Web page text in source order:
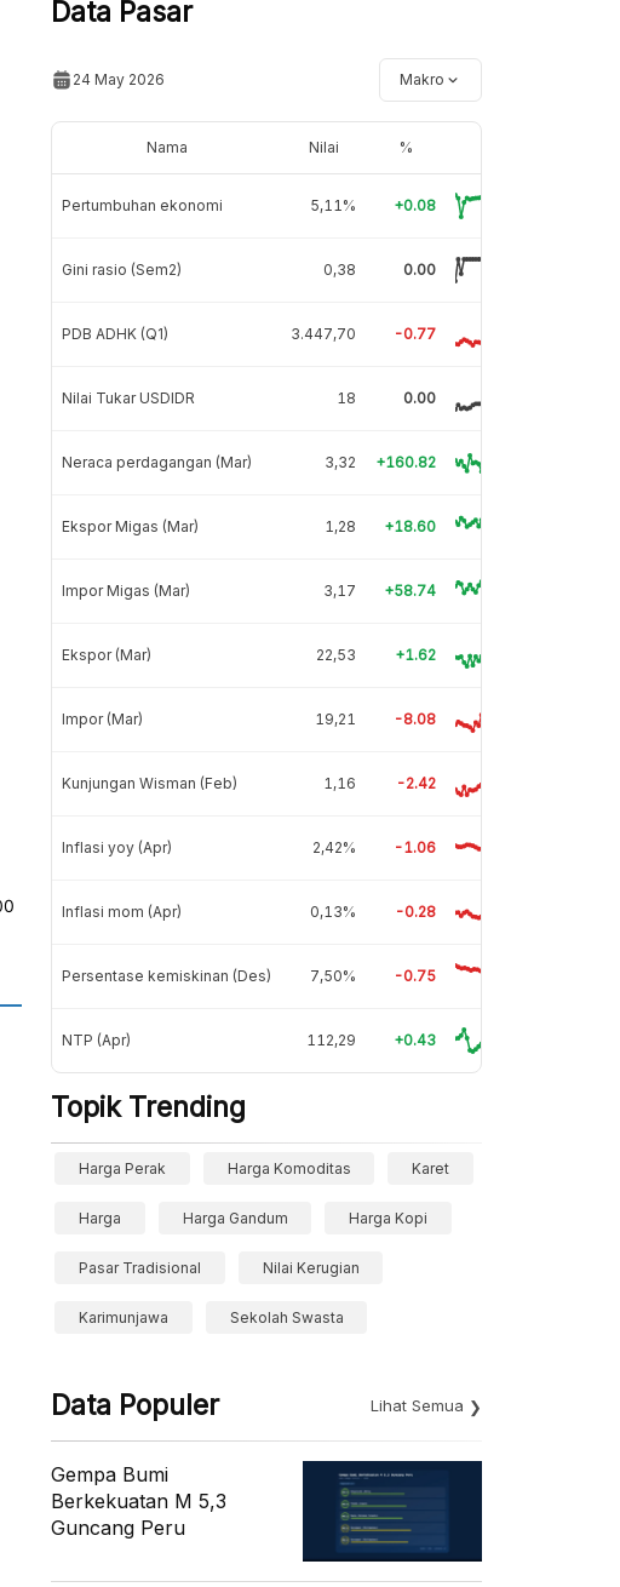
Data Pasar
24 May 2026 Makro
Nama Nilai %
Pertumbuhan ekonomi 5,11% +0.08
Gini rasio (Sem2) 0,38 0.00
PDB ADHK (Q1) 3.447,70 -0.77
Nilai Tukar USDIDR 18 0.00
Neraca perdagangan (Mar) 3,32 +160.82
Ekspor Migas (Mar) 1,28 +18.60
Impor Migas (Mar) 3,17 +58.74
Ekspor (Mar) 22,53 +1.62
Impor (Mar) 19,21 -8.08
Kunjungan Wisman (Feb) 1,16 -2.42
Inflasi yoy (Apr) 2,42% -1.06
Inflasi mom (Apr) 0,13% -0.28
Persentase kemiskinan (Des) 7,50% -0.75
NTP (Apr) 112,29 +0.43
Topik Trending
Harga Perak Harga Komoditas Karet
Harga Harga Gandum Harga Kopi
Pasar Tradisional Nilai Kerugian
Karimunjawa Sekolah Swasta
Data Populer Lihat Semua
Gempa Bumi
Berkekuatan M 5,3
Guncang Peru